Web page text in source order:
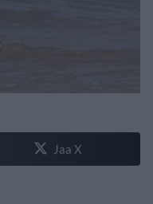
Jaa X